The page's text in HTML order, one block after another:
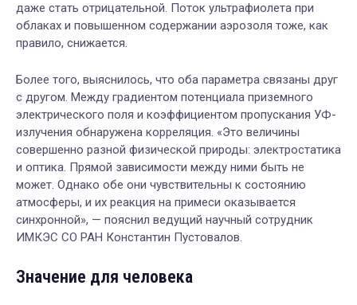
даже стать отрицательной. Поток ультрафиолета при
облаках и повышенном содержании аэрозоля тоже, как
правило, снижается.
Более того, выяснилось, что оба параметра связаны друг
с другом. Между градиентом потенциала приземного
электрического поля и коэффициентом пропускания УФ-
излучения обнаружена корреляция. «Это величины
совершенно разной физической природы: электростатика
и оптика. Прямой зависимости между ними быть не
может. Однако обе они чувствительны к состоянию
атмосферы, и их реакция на примеси оказывается
синхронной», — пояснил ведущий научный сотрудник
ИМКЭС СО РАН Константин Пустовалов.
Значение для человека